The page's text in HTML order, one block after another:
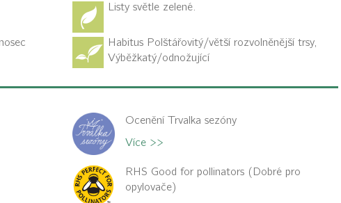
Listy světle zelené.
Habitus Polštářovitý/větší rozvolněnější trsy,
Výběžkatý/odnožující
Ocenění Trvalka sezóny
Více >>
RHS Good for pollinators (Dobré pro
opylovače)